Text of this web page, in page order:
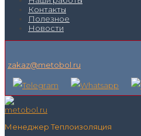
Контакты
Полезное
Новости
zakaz@metobol.ru
Менеджер Теплоизоляция